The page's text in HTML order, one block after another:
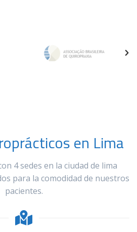
en Lima
4 sedes en la ciudad de lima
para la comodidad de nuestros
pacientes.